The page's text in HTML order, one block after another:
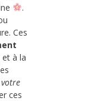
.
Ces
et à la
votre
ces